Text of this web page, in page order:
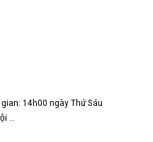
14h00 ngày Thứ Sáu
…